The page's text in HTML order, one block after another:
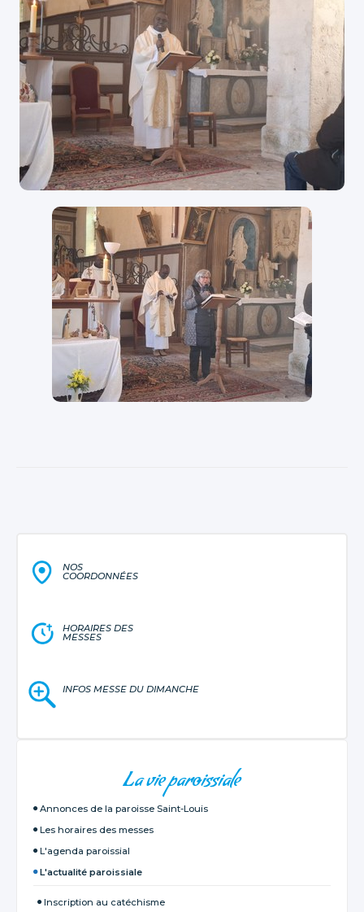
NOS
COORDONNÉES
HORAIRES DES
MESSES
INFOS MESSE DU DIMANCHE
La vie paroissiale
Annonces de la paroisse Saint-Louis
Les horaires des messes
L'agenda paroissial
L'actualité paroissiale
Inscription au catéchisme